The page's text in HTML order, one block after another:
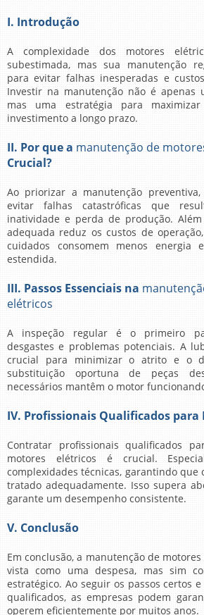
I. Introdução
A complexidade dos motores
subestimada, mas sua manutenção
para evitar falhas inesperadas e
Investir na manutenção não é apenas
mas uma estratégia para
investimento a longo prazo.
II. Por que a manutenção de
Crucial?
Ao priorizar a manutenção
evitar falhas catastróficas que
inatividade e perda de produção.
adequada reduz os custos de
cuidados consomem menos
estendida.
III. Passos Essenciais na
elétricos
A inspeção regular é o primeiro
desgastes e problemas potenciais. A
crucial para minimizar o atrito e o
substituição oportuna de peças
necessários mantêm o motor
IV. Profissionais Qualificados
Contratar profissionais qualificados
motores elétricos é crucial.
complexidades técnicas, garantindo que
tratado adequadamente. Isso supera
garante um desempenho consistente.
V. Conclusão
Em conclusão, a manutenção de motores
vista como uma despesa, mas sim
estratégico. Ao seguir os passos certos
qualificados, as empresas podem
operem eficientemente por muitos anos.